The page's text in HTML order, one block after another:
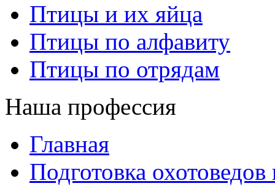
Птицы и их яйца
Птицы по алфавиту
Птицы по отрядам
Наша профессия
Главная
Подготовка